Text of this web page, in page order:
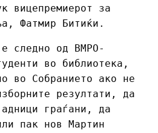
вицепремиерот за
Фатмир Битиќи.
следно од ВМРО-
во библиотека,
во Собранието ако не
резултати, да
граѓани, да
пак нов Мартин